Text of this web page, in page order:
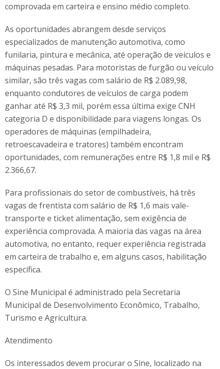
comprovada em carteira e ensino médio completo.
As oportunidades abrangem desde serviços
especializados de manutenção automotiva, como
funilaria, pintura e mecânica, até operação de veículos e
máquinas pesadas. Para motoristas de furgão ou veículo
similar, são três vagas com salário de R$ 2.089,98,
enquanto condutores de veículos de carga podem
ganhar até R$ 3,3 mil, porém essa última exige CNH
categoria D e disponibilidade para viagens longas. Os
operadores de máquinas (empilhadeira,
retroescavadeira e tratores) também encontram
oportunidades, com remunerações entre R$ 1,8 mil e R$
2.366,67.
Para profissionais do setor de combustíveis, há três
vagas de frentista com salário de R$ 1,6 mais vale-
transporte e ticket alimentação, sem exigência de
experiência comprovada. A maioria das vagas na área
automotiva, no entanto, requer experiência registrada
em carteira de trabalho e, em alguns casos, habilitação
específica.
O Sine Municipal é administrado pela Secretaria
Municipal de Desenvolvimento Econômico, Trabalho,
Turismo e Agricultura.
Atendimento
Os interessados devem procurar o Sine, localizado na